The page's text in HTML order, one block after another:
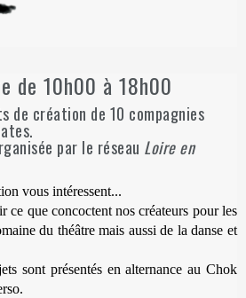
de 10h00 à 18h00
de création de 10 compagnies
par le réseau Loire en
vous intéressent...
que concoctent nos créateurs pour les
du théâtre mais aussi de la danse et
sont présentés en alternance au Chok